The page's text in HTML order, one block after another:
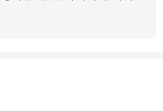
으며, 감동을 준다.